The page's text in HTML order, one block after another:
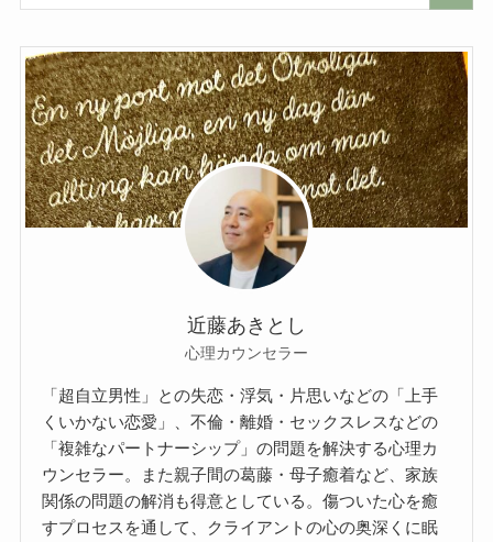
近藤あきとし
心理カウンセラー
「超自立男性」との失恋・浮気・片思いなどの「上手
くいかない恋愛」、不倫・離婚・セックスレスなどの
「複雑なパートナーシップ」の問題を解決する心理カ
ウンセラー。また親子間の葛藤・母子癒着など、家族
関係の問題の解消も得意としている。傷ついた心を癒
すプロセスを通して、クライアントの心の奥深くに眠